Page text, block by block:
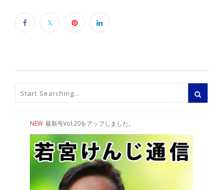
NEW 最新号Vol.20をアップしました。